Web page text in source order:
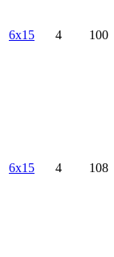
6x15 4 100
6x15 4 108